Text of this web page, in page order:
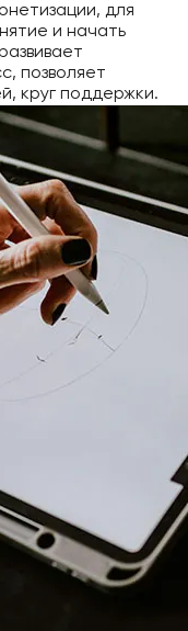
для
и начать
позволяет
круг поддержки.